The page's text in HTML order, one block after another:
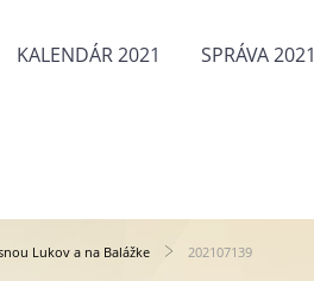
KALENDÁR 2021 SPRÁVA 2021
Lukov a na Balážke 202107139